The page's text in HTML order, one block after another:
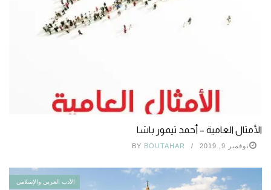
الأمثال العامية – أحمد تيمور باشا
نوفمبر 9, 2019 BY BOUTAHAR
الأدب العربي والإسلامي